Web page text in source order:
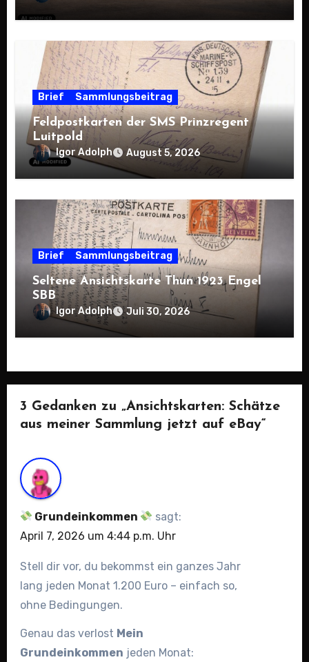
Brief Sammlungsbeitrag
Feldpostkarten der SMS Prinzregent
Luitpold
Igor Adolph August 5, 2026
Brief Sammlungsbeitrag
Seltene Ansichtskarte Thun 1923 Engel
SBB
Igor Adolph Juli 30, 2026
3 Gedanken zu „Ansichtskarten: Schätze
aus meiner Sammlung jetzt auf eBay“
Grundeinkommen
sagt:
April 7, 2026 um 4:44 p.m. Uhr
Stell dir vor, du bekommst ein ganzes Jahr
lang jeden Monat 1.200 Euro – einfach so,
ohne Bedingungen.
Genau das verlost Mein
Grundeinkommen jeden Monat: